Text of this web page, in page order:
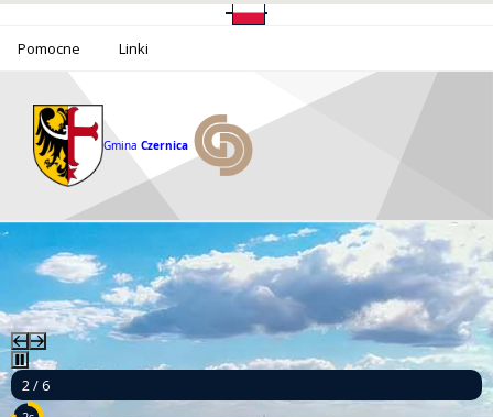
Pomocne Linki
Gmina Czernica
2 / 6